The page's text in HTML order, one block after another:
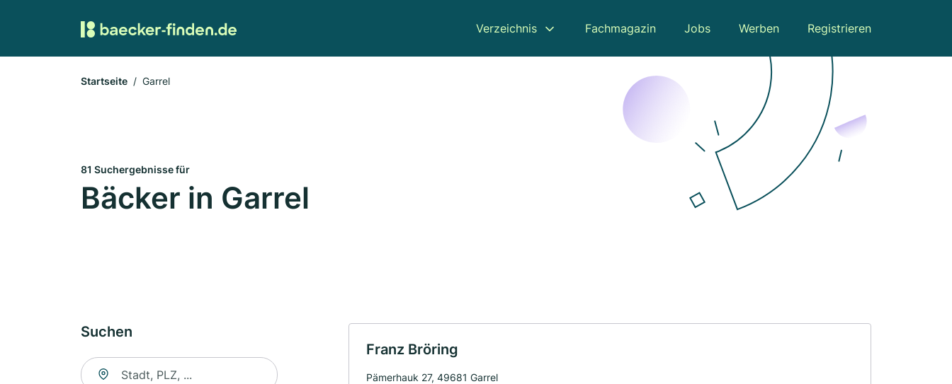
Verzeichnis Fachmagazin Jobs Werben Registrieren
Startseite Garrel
81 Suchergebnisse für
Bäcker in Garrel
Suchen
Suche nach Ort
Franz Bröring
Pämerhauk 27, 49681 Garrel